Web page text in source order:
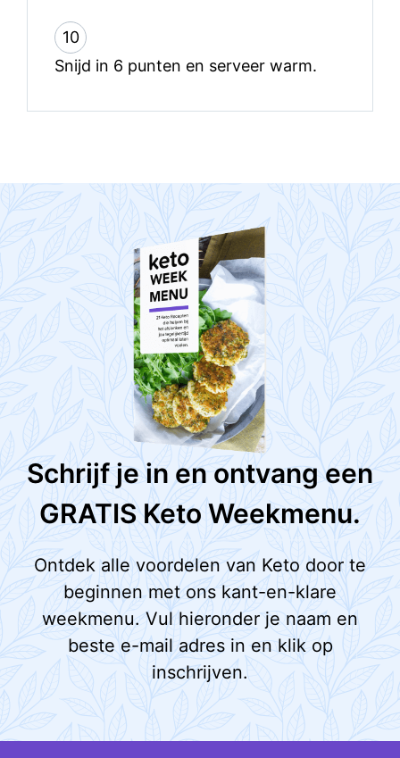
10
Snijd in 6 punten en serveer warm.
Schrijf je in en ontvang een
GRATIS Keto Weekmenu.
Ontdek alle voordelen van Keto door te
beginnen met ons kant-en-klare
weekmenu. Vul hieronder je naam en
beste e-mail adres in en klik op
inschrijven.